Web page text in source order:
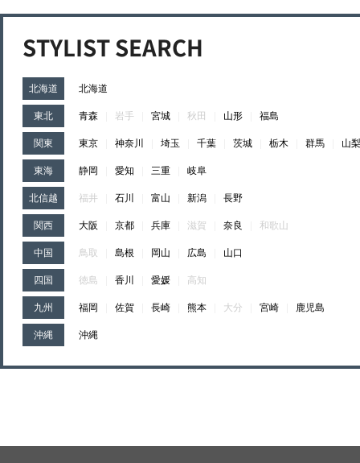
STYLIST SEARCH
北海道 北海道
東北 青森 岩手 宮城 秋田 山形 福島
関東 東京 神奈川 埼玉 千葉 茨城 栃木 群馬 山梨
東海 静岡 愛知 三重 岐阜
北信越 福井 石川 富山 新潟 長野
関西 大阪 京都 兵庫 滋賀 奈良 和歌山
中国 鳥取 島根 岡山 広島 山口
四国 徳島 香川 愛媛 高知
九州 福岡 佐賀 長崎 熊本 大分 宮崎 鹿児島
沖縄 沖縄